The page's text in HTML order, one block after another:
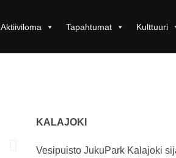
Aktiiviloma Tapahtumat Kulttuuri
KALAJOKI
Vesipuisto JukuPark Kalajoki